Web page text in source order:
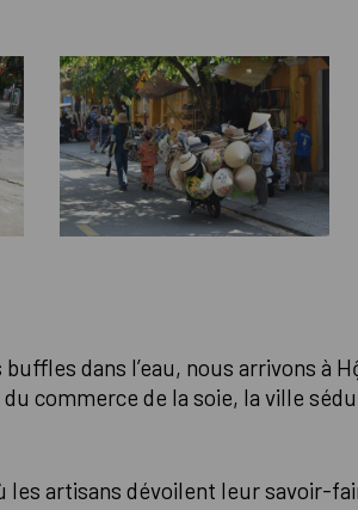
dans l’eau, nous arrivons à
commerce de la soie, la ville
artisans dévoilent leur savoir-